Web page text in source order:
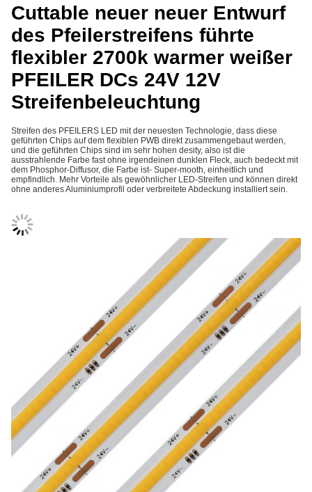
Cuttable neuer neuer Entwurf
des Pfeilerstreifens führte
flexibler 2700k warmer weißer
PFEILER DCs 24V 12V
Streifenbeleuchtung
Streifen des PFEILERS LED mit der neuesten Technologie, dass diese
geführten Chips auf dem flexiblen PWB direkt zusammengebaut werden,
und die geführten Chips sind im sehr hohen desity, also ist die
ausstrahlende Farbe fast ohne irgendeinen dunklen Fleck, auch bedeckt mit
dem Phosphor-Diffusor, die Farbe ist- Super-mooth, einheitlich und
empfindlich. Mehr Vorteile als gewöhnlicher LED-Streifen und können direkt
ohne anderes Aluminiumprofil oder verbreitete Abdeckung installiert sein.